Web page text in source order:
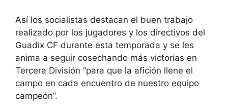
Así los socialistas destacan el buen trabajo
realizado por los jugadores y los directivos del
Guadix CF durante esta temporada y se les
anima a seguir cosechando más victorias en
Tercera División “para que la afición llene el
campo en cada encuentro de nuestro equipo
campeón”.